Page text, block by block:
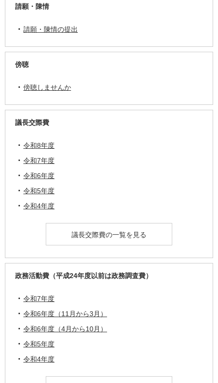
請願・陳情
請願・陳情の提出
傍聴
傍聴しませんか
議長交際費
令和8年度
令和7年度
令和6年度
令和5年度
令和4年度
議長交際費の一覧を見る
政務活動費（平成24年度以前は政務調査費）
令和7年度
令和6年度（11月から3月）
令和6年度（4月から10月）
令和5年度
令和4年度